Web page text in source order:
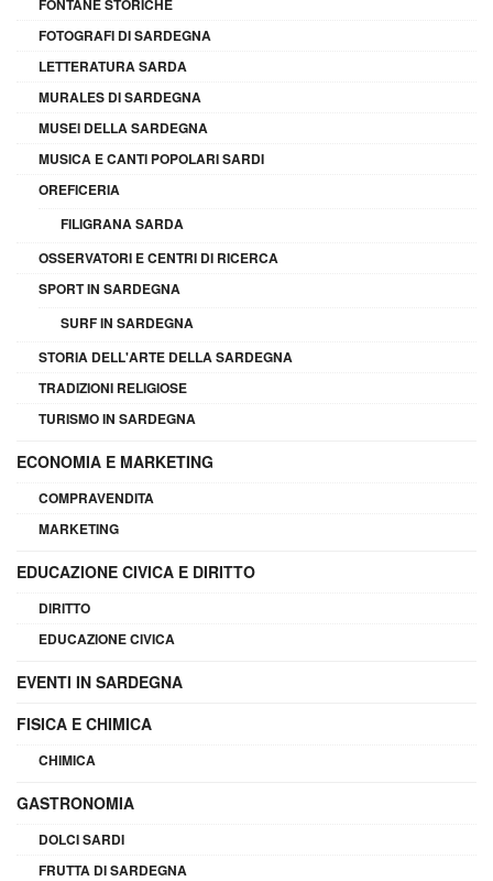
FONTANE STORICHE
FOTOGRAFI DI SARDEGNA
LETTERATURA SARDA
MURALES DI SARDEGNA
MUSEI DELLA SARDEGNA
MUSICA E CANTI POPOLARI SARDI
OREFICERIA
FILIGRANA SARDA
OSSERVATORI E CENTRI DI RICERCA
SPORT IN SARDEGNA
SURF IN SARDEGNA
STORIA DELL'ARTE DELLA SARDEGNA
TRADIZIONI RELIGIOSE
TURISMO IN SARDEGNA
ECONOMIA E MARKETING
COMPRAVENDITA
MARKETING
EDUCAZIONE CIVICA E DIRITTO
DIRITTO
EDUCAZIONE CIVICA
EVENTI IN SARDEGNA
FISICA E CHIMICA
CHIMICA
GASTRONOMIA
DOLCI SARDI
FRUTTA DI SARDEGNA